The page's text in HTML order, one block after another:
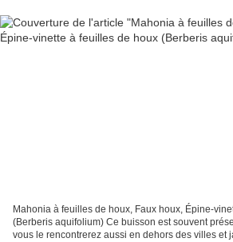
Mahonia à feuilles de houx, Faux houx, Épine-
(Berberis aquifolium) Ce buisson est souvent présent dans les jardins mais
vous le rencontrerez aussi en dehors des villes et